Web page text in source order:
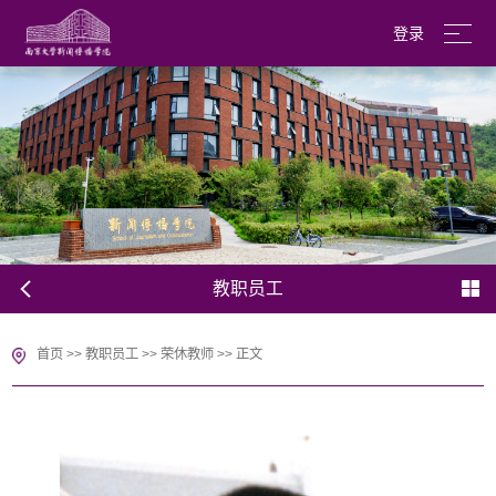
登录
English
教职员工
首页 >>教职员工 >>荣休教师 >> 正文